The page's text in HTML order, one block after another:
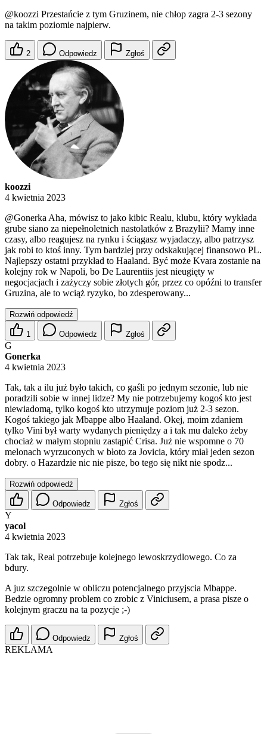
@koozzi Przestańcie z tym Gruzinem, nie chłop zagra 2-3 sezony
na takim poziomie najpierw.
2 Odpowiedz Zgłoś
koozzi
4 kwietnia 2023
@Gonerka Aha, mówisz to jako kibic Realu, klubu, który wykłada
grube siano za niepełnoletnich nastolatków z Brazylii? Mamy inne
czasy, albo reagujesz na rynku i ściągasz wyjadaczy, albo patrzysz
jak robi to ktoś inny. Tym bardziej przy odskakującej finansowo PL.
Najlepszy ostatni przykład to Haaland. Być może Kvara zostanie na
kolejny rok w Napoli, bo De Laurentiis jest nieugięty w
negocjacjach i zażyczy sobie złotych gór, przez co opóźni to transfer
Gruzina, ale to wciąż ryzyko, bo zdesperowany...
Rozwiń odpowiedź
1 Odpowiedz Zgłoś
G
Gonerka
4 kwietnia 2023
Tak, tak a ilu już było takich, co gaśli po jednym sezonie, lub nie
poradzili sobie w innej lidze? My nie potrzebujemy kogoś kto jest
niewiadomą, tylko kogoś kto utrzymuje poziom już 2-3 sezon.
Kogoś takiego jak Mbappe albo Haaland. Okej, moim zdaniem
tylko Vini był warty wydanych pieniędzy a i tak mu daleko żeby
chociaż w małym stopniu zastąpić Crisa. Już nie wspomne o 70
melonach wyrzuconych w błoto za Jovicia, który miał jeden sezon
dobry. o Hazardzie nic nie pisze, bo tego się nikt nie spodz...
Rozwiń odpowiedź
Odpowiedz Zgłoś
Y
yacol
4 kwietnia 2023
Tak tak, Real potrzebuje kolejnego lewoskrzydlowego. Co za
bdury.
A juz szczegolnie w obliczu potencjalnego przyjscia Mbappe.
Bedzie ogromny problem co zrobic z Viniciusem, a prasa pisze o
kolejnym graczu na ta pozycje ;-)
Odpowiedz Zgłoś
REKLAMA